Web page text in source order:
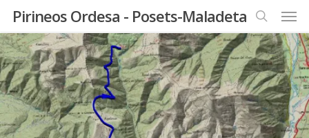
Skip
main
content
Pirineos Ordesa - Posets-Maladeta
search